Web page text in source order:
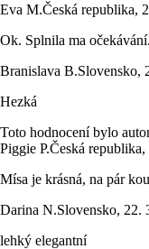
Eva M.Česká republika,
Ok. Splnila ma očekávání.
Branislava B.Slovensko,
Hezká
Toto hodnocení bylo
Piggie P.Česká republika,
Mísa je krásná, na pár
Darina N.Slovensko, 22.
lehký elegantní